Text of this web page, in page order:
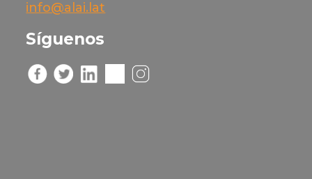
info@alai.lat
Síguenos